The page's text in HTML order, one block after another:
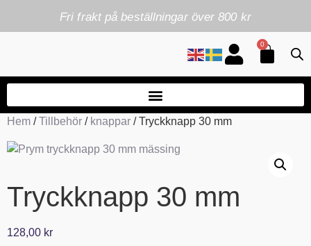
Fri frakt på beställningar över 800 kr
0
Hem /Tillbehör / knappar / Tryckknapp 30 mm
Tryckknapp 30 mm
128,00 kr